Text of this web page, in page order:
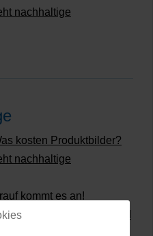
nachhaltige
kosten Produktbilder?
nachhaltige
kommt es an!
Hintergrund